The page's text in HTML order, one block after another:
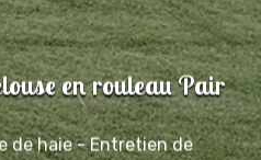
en rouleau Pair
de haie - Entretien de